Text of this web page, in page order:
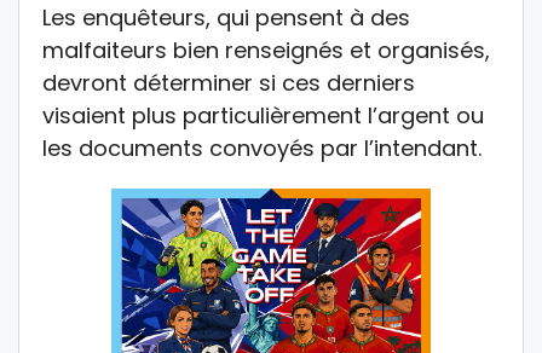
Les enquêteurs, qui pensent à des
malfaiteurs bien renseignés et organisés,
devront déterminer si ces derniers
visaient plus particulièrement l’argent ou
les documents convoyés par l’intendant.